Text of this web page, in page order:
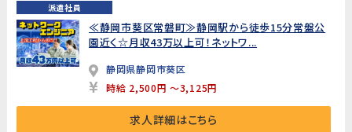
派遣社員
≪静岡市葵区常磐町≫静岡駅から徒歩15分常盤公
園近く☆月収43万以上可！ネットワ...
静岡県静岡市葵区
時給 2,500円 ～3,125円
求人詳細はこちら